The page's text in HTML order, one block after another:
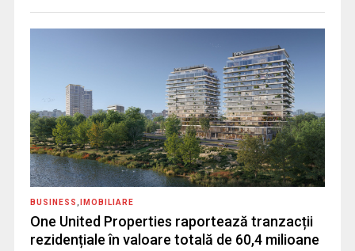
BUSINESS IMOBILIARE
One United Properties raportează tranzacții
rezidențiale în valoare totală de 60,4 milioane